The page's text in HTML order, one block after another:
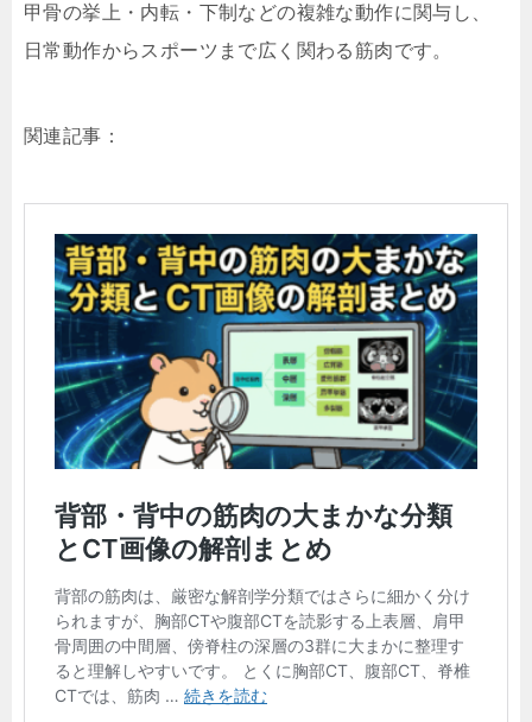
甲骨の挙上・内転・下制などの複雑な動作に関与し、
日常動作からスポーツまで広く関わる筋肉です。
関連記事：